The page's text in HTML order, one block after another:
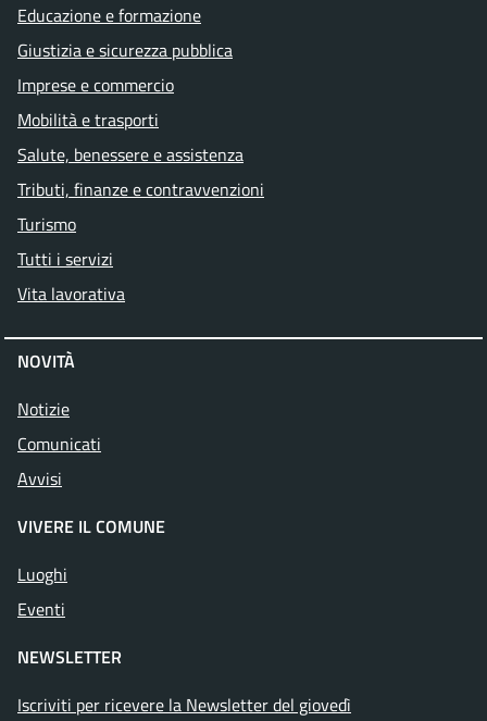
Educazione e formazione
Giustizia e sicurezza pubblica
Imprese e commercio
Mobilità e trasporti
Salute, benessere e assistenza
Tributi, finanze e contravvenzioni
Turismo
Tutti i servizi
Vita lavorativa
NOVITÀ
Notizie
Comunicati
Avvisi
VIVERE IL COMUNE
Luoghi
Eventi
NEWSLETTER
Iscriviti per ricevere la Newsletter del giovedì